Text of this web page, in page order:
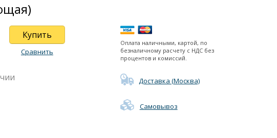
Купить
Сравнить
Оплата наличными, картой, по
безналичному расчету с НДС без
процентов и комиссий.
Доставка (Москва)
Самовывоз